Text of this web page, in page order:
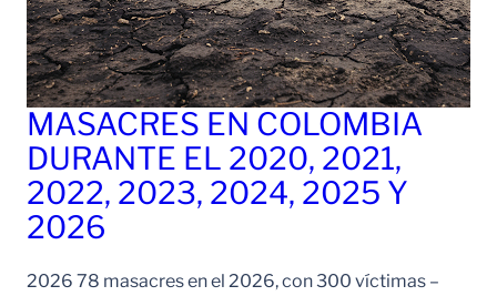
MASACRES EN COLOMBIA
DURANTE EL 2020, 2021,
2022, 2023, 2024, 2025 Y
2026
2026 78 masacres en el 2026, con 300 víctimas –